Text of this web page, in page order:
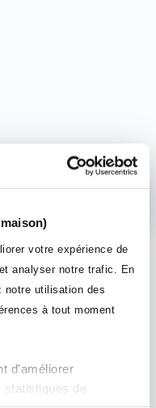
votre expérience de
analyser notre trafic. En
notre utilisation des
à tout moment
d'améliorer
statistiques de